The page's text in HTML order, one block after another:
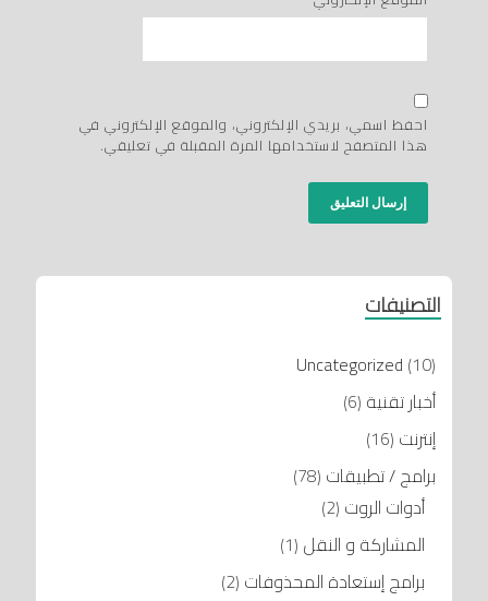
احفظ اسمي، بريدي الإلكتروني، والموقع الإلكتروني في
هذا المتصفح لاستخدامها المرة المقبلة في تعليقي.
التصنيفات
Uncategorized (10)
أخبار تقنية (6)
إنترنت (16)
برامج / تطبيقات (78)
أدوات الروت (2)
المشاركة و النقل (1)
برامج إستعادة المحذوفات (2)